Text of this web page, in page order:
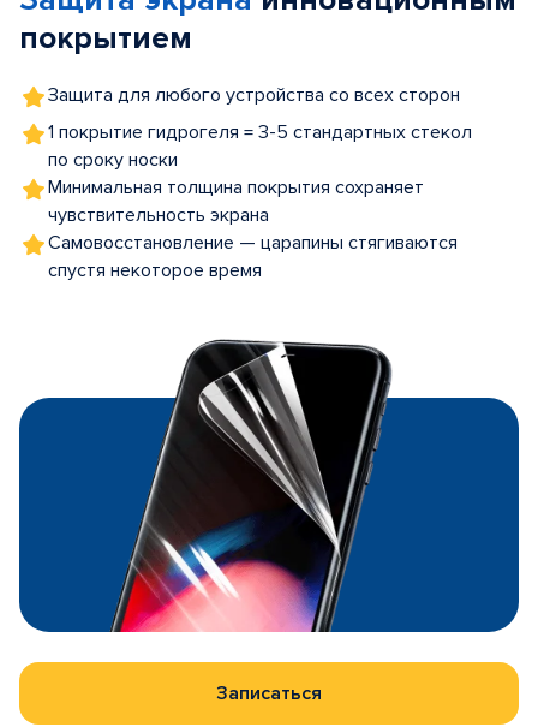
покрытием
Защита для любого устройства со всех сторон
1 покрытие гидрогеля = 3-5 стандартных стекол
по сроку носки
Минимальная толщина покрытия сохраняет
чувствительность экрана
Самовосстановление — царапины стягиваются
спустя некоторое время
Записаться